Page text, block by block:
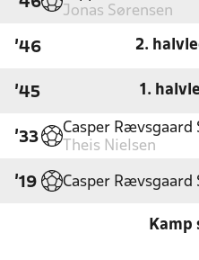
Jonas Sørensen
'46 2.
'45 1.
'33
Casper Rævsgaard
Theis Nielsen
'19 Casper Rævsgaard